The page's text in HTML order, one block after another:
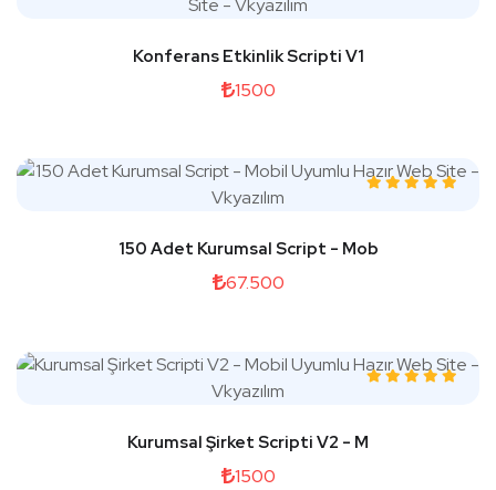
Konferans Etkinlik Scripti V1
1500
150 Adet Kurumsal Script - Mob
67.500
Kurumsal Şirket Scripti V2 - M
1500